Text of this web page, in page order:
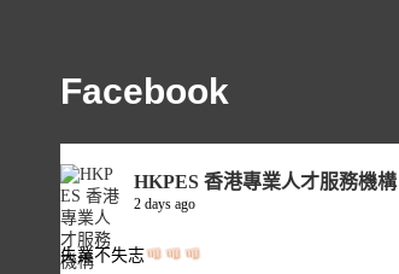
Facebook
HKPES 香港專業人才服務機構
2 days ago
失業不失志